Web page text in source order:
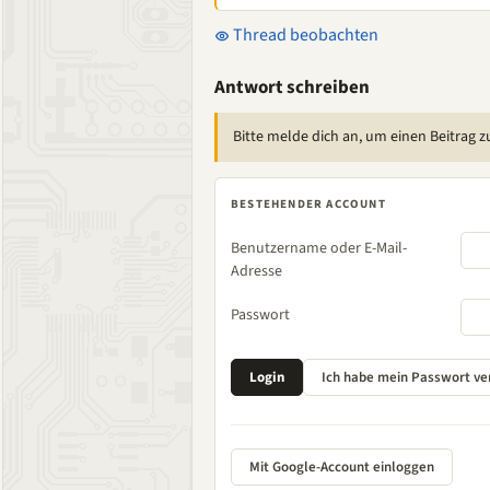
Thread beobachten
Antwort schreiben
Bitte melde dich an, um einen Beitrag
BESTEHENDER ACCOUNT
Benutzername oder E-Mail-
Adresse
Passwort
Mit Google-Account einloggen